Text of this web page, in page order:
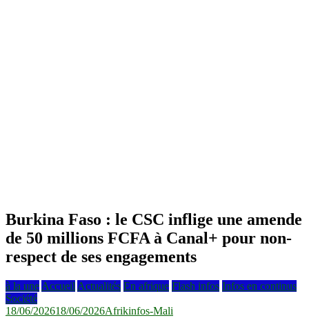
Burkina Faso : le CSC inflige une amende
de 50 millions FCFA à Canal+ pour non-
respect de ses engagements
à la une Accueil Actualités En afrique Flash infos Infos en continus
Société
18/06/202618/06/2026Afrikinfos-Mali